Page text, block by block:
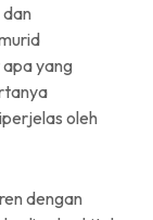
yang
oleh
dengan